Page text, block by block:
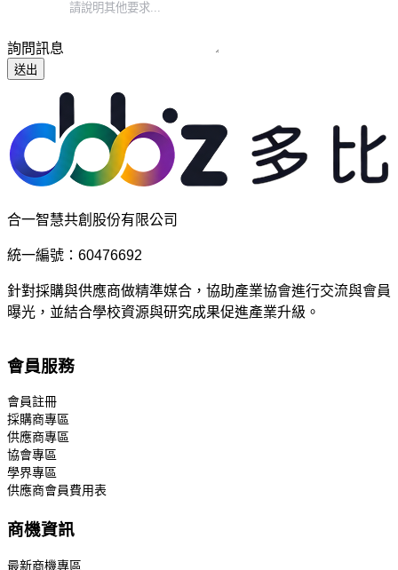
詢問訊息
送出
合一智慧共創股份有限公司
統一編號：60476692
針對採購與供應商做精準媒合，協助產業協會進行交流與會員
曝光，並結合學校資源與研究成果促進產業升級。
會員服務
會員註冊
採購商專區
供應商專區
協會專區
學界專區
供應商會員費用表
商機資訊
最新商機專區